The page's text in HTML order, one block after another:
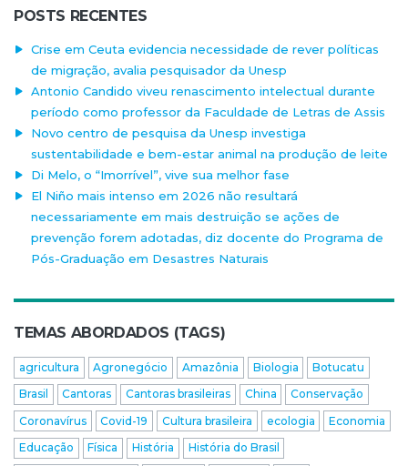
POSTS RECENTES
Crise em Ceuta evidencia necessidade de rever políticas
de migração, avalia pesquisador da Unesp
Antonio Candido viveu renascimento intelectual durante
período como professor da Faculdade de Letras de Assis
Novo centro de pesquisa da Unesp investiga
sustentabilidade e bem-estar animal na produção de leite
Di Melo, o “Imorrível”, vive sua melhor fase
El Niño mais intenso em 2026 não resultará
necessariamente em mais destruição se ações de
prevenção forem adotadas, diz docente do Programa de
Pós-Graduação em Desastres Naturais
TEMAS ABORDADOS (TAGS)
agricultura Agronegócio Amazônia Biologia
Botucatu
Brasil
Cantoras Cantoras brasileiras China
Conservação
Coronavírus
Covid-19 Cultura brasileira ecologia
Economia
Educação
Física História
História do Brasil